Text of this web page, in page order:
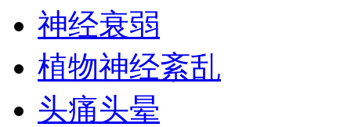
神经衰弱
植物神经紊乱
头痛头晕